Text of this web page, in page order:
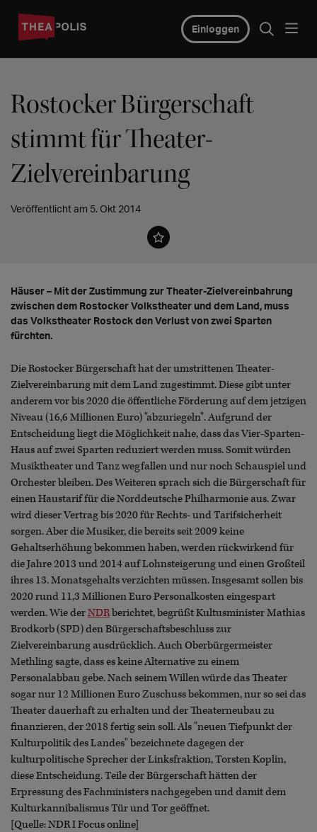
Einloggen
Rostocker Bürgerschaft
stimmt für Theater-
Zielvereinbarung
Veröffentlicht am 5. Okt 2014
Häuser – Mit der Zustimmung zur Theater-Zielvereinbahrung
zwischen dem Rostocker Volkstheater und dem Land, muss
das Volkstheater Rostock den Verlust von zwei Sparten
fürchten.
Die Rostocker Bürgerschaft hat der umstrittenen Theater-
Zielvereinbarung mit dem Land zugestimmt. Diese gibt unter
anderem vor bis 2020 die öffentliche Förderung auf dem jetzigen
Niveau (16,6 Millionen Euro) "abzuriegeln". Aufgrund der
Entscheidung liegt die Möglichkeit nahe, dass das Vier-Sparten-
Haus auf zwei Sparten reduziert werden muss. Somit würden
Musiktheater und Tanz wegfallen und nur noch Schauspiel und
Orchester bleiben. Des Weiteren sprach sich die Bürgerschaft für
einen Haustarif für die Norddeutsche Philharmonie aus. Zwar
wird dieser Vertrag bis 2020 für Rechts- und Tarifsicherheit
sorgen. Aber die Musiker, die bereits seit 2009 keine
Gehaltserhöhung bekommen haben, werden rückwirkend für
die Jahre 2013 und 2014 auf Lohnsteigerung und einen Großteil
ihres 13. Monatsgehalts verzichten müssen. Insgesamt sollen bis
2020 rund 11,3 Millionen Euro Personalkosten eingespart
werden. Wie derNDRberichtet, begrüßt Kultusminister Mathias
Brodkorb (SPD) den Bürgerschaftsbeschluss zur
Zielvereinbarung ausdrücklich. Auch Oberbürgermeister
Methling sagte, dass es keine Alternative zu einem
Personalabbau gebe. Nach seinem Willen würde das Theater
sogar nur 12 Millionen Euro Zuschuss bekommen, nur so sei das
Theater dauerhaft zu erhalten und der Theaterneubau zu
finanzieren, der 2018 fertig sein soll. Als "neuen Tiefpunkt der
Kulturpolitik des Landes" bezeichnete dagegen der
kulturpolitische Sprecher der Linksfraktion, Torsten Koplin,
diese Entscheidung. Teile der Bürgerschaft hätten der
Erpressung des Fachministers nachgegeben und damit dem
Kulturkannibalismus Tür und Tor geöffnet.
[Quelle: NDR I Focus online]